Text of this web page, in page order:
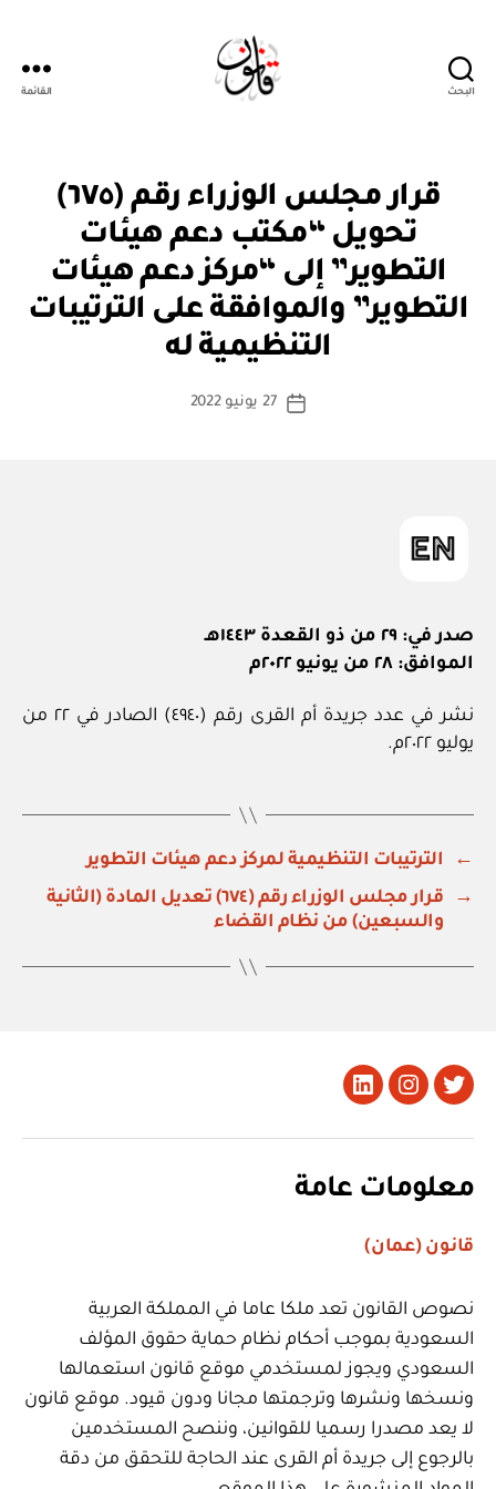
البحث القائمة
التصنيفات
قرار مجلس الوزراء رقم (٦٧٥)
تحويل “مكتب دعم هيئات
التطوير” إلى “مركز دعم هيئات
التطوير” والموافقة على الترتيبات
التنظيمية له
كاتب
بو
ا
س
ة
تاريخ
27 يونيو 2022
صدر في: ٢٩ من ذو القعدة ١٤٤٣هـ
الموافق: ٢٨ من يونيو ٢٠٢٢م
نشر في عدد جريدة أم القرى رقم (٤٩٤٠) الصادر في ٢٢ من
يوليو ٢٠٢٢م.
←
الترتيبات التنظيمية لمركز دعم هيئات التطوير
→
قرار مجلس الوزراء رقم (٦٧٤) تعديل المادة (الثانية
والسبعين) من نظام القضاء
تويتر Instagram
LinkedIn
معلومات عامة
قانون (عمان)
نصوص القانون تعد ملكا عاما في المملكة العربية
السعودية بموجب أحكام نظام حماية حقوق المؤلف
السعودي ويجوز لمستخدمي موقع قانون استعمالها
ونسخها ونشرها وترجمتها مجانا ودون قيود. موقع قانون
لا يعد مصدرا رسميا للقوانين، وننصح المستخدمين
بالرجوع إلى جريدة أم القرى عند الحاجة للتحقق من دقة